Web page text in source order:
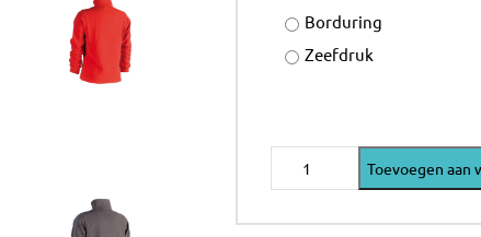
Borduring
Zeefdruk
ANTALIS
SWEATER
Toevoegen aan